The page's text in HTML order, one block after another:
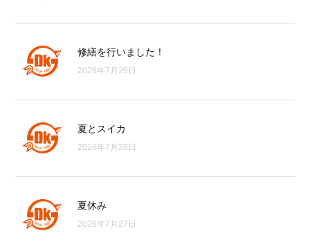
修繕を行いました！
2026年7月29日
夏とスイカ
2026年7月28日
夏休み
2026年7月27日